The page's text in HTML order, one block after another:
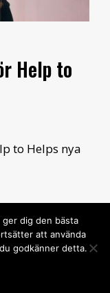
Help to
to Helps nya
dig den bästa
att använda
godkänner detta.